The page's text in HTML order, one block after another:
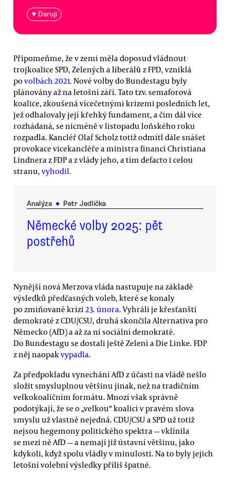
♥ Daruji
Připomeňme, že v zemi měla doposud vládnout
trojkoalice SPD, Zelených a liberálů z FPD, vzniklá
povolbách 2021. Nové volby do Bundestagu byly
plánovány až na letošní září. Tato tzv. semaforová
koalice, zkoušená vícečetnými krizemi posledních let,
jež odhalovaly její křehký fundament, a čím dál více
rozhádaná, se nicméně v listopadu loňského roku
rozpadla. Kancléř Olaf Scholz totiž odmítl dále snášet
provokace vicekancléře a ministra financí Christiana
Lindnera z FDP a z vlády jeho, a tím defacto i celou
stranu, vyhodil.
Analýza ● Petr Jedlička
Německé volby 2025: pět
postřehů
Nynější nová Merzova vláda nastupuje na základě
výsledků předčasných voleb, které se konaly
po zmiňované krizi 23. února. Vyhráli je křesťanští
demokraté z CDU/CSU, druhá skončila Alternativa pro
Německo (AfD) a až za ní sociální demokraté.
Do Bundestagu se dostali ještě Zelení a Die Linke. FDP
z něj naopakvypadla.
Za předpokladu vynechání AfD z účasti na vládě nešlo
složit smysluplnou většinu jinak, než na tradičním
velkokoaličním formátu. Mnozí však správně
podotýkají, že se o „velkou“ koalici v pravém slova
smyslu už vlastně nejedná. CDU/CSU a SPD už totiž
nejsou hegemony politického spektra — vklínila
se mezi ně AfD — a nemají již ústavní většinu, jako
kdykoli, když spolu vládly v minulosti. Na to byly jejich
letošní volební výsledky příliš špatné.